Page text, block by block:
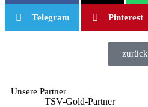
Telegram Pinterest
zurück
Unsere Partner
TSV-Gold-Partner